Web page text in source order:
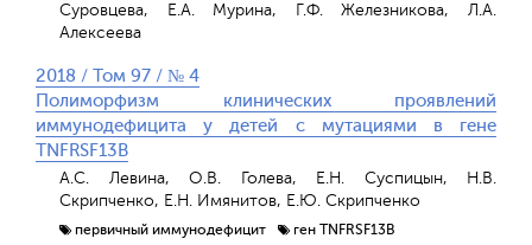
Суровцева, Е.А. Мурина, Г.Ф. Железникова, Л.А.
Алексеева
2018 / Том 97 / № 4
Полиморфизм клинических проявлений
иммунодефицита у детей с мутациями в гене
TNFRSF13B
А.С. Левина, О.В. Голева, Е.Н. Cуспицын, Н.В.
Скрипченко, Е.Н. Имянитов, Е.Ю. Скрипченко
первичный иммунодефицит
ген TNFRSF13B